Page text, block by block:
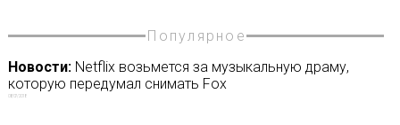
Популярное
Новости:Netflix возьмется за музыкальную драму,
которую передумал снимать Fox
08/07/2018